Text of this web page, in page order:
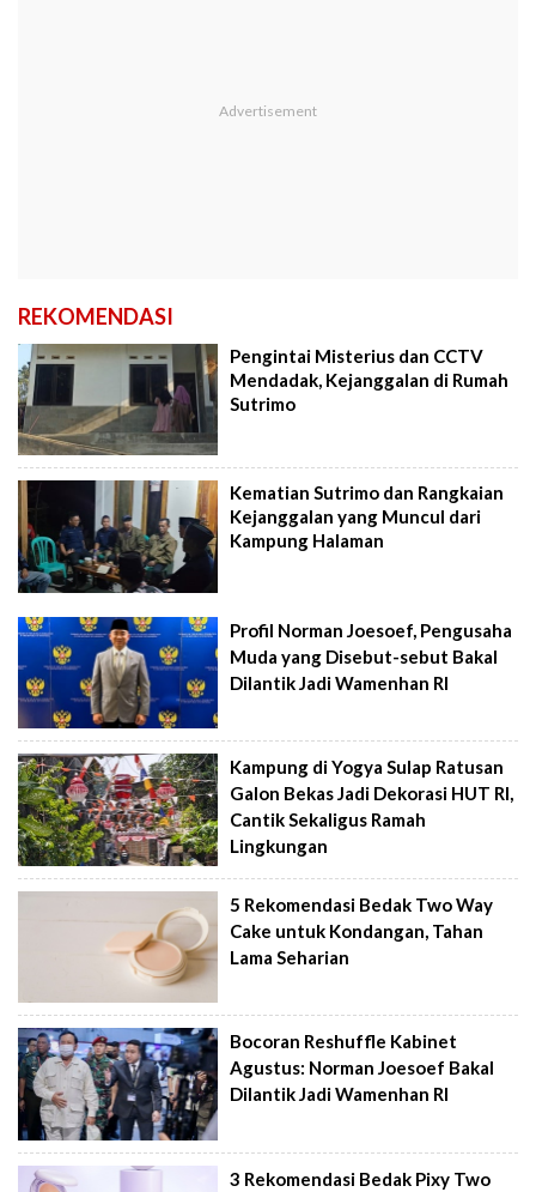
REKOMENDASI
Pengintai Misterius dan CCTV
Mendadak, Kejanggalan di Rumah
Sutrimo
Kematian Sutrimo dan Rangkaian
Kejanggalan yang Muncul dari
Kampung Halaman
Profil Norman Joesoef, Pengusaha
Muda yang Disebut-sebut Bakal
Dilantik Jadi Wamenhan RI
Kampung di Yogya Sulap Ratusan
Galon Bekas Jadi Dekorasi HUT RI,
Cantik Sekaligus Ramah
Lingkungan
5 Rekomendasi Bedak Two Way
Cake untuk Kondangan, Tahan
Lama Seharian
Bocoran Reshuffle Kabinet
Agustus: Norman Joesoef Bakal
Dilantik Jadi Wamenhan RI
3 Rekomendasi Bedak Pixy Two